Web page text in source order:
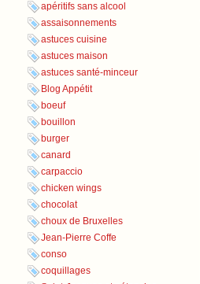
apéritifs sans alcool
assaisonnements
astuces cuisine
astuces maison
astuces santé-minceur
Blog Appétit
boeuf
bouillon
burger
canard
carpaccio
chicken wings
chocolat
choux de Bruxelles
Jean-Pierre Coffe
conso
coquillages